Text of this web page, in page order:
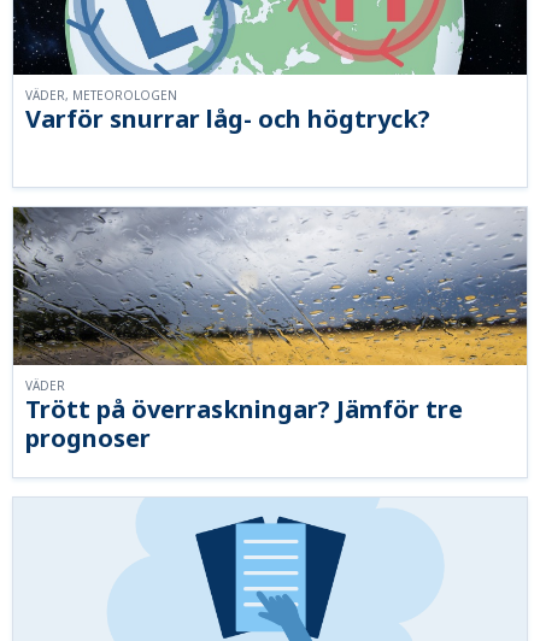
Varför snurrar låg- och högtryck?
VÄDER, METEOROLOGEN
Trött på överraskningar? Jämför tre
prognoser
VÄDER